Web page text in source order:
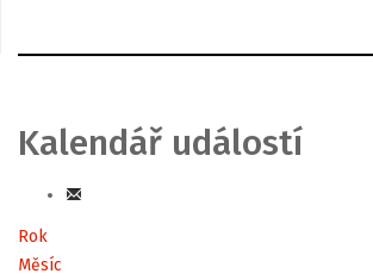
Kalendář událostí
Rok
Měsíc